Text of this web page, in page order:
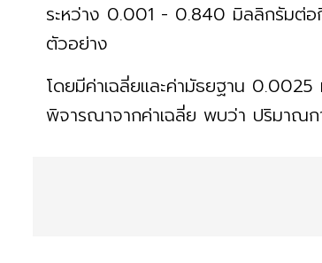
ระหว่าง 0.001 - 0.840 มิลลิกรัมต่อ
ตัวอย่าง
โดยมีค่าเฉลี่ยและค่ามัธยฐาน
พิจารณาจากค่าเฉลี่ย พบว่า ปริมาณก